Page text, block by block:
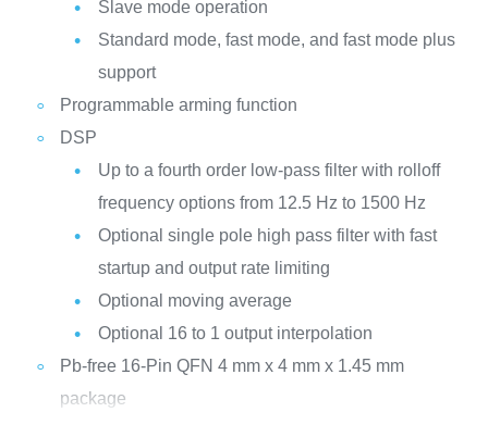
Slave mode operation
Standard mode, fast mode, and fast mode plus
support
Programmable arming function
DSP
Up to a fourth order low-pass filter with rolloff
frequency options from 12.5 Hz to 1500 Hz
Optional single pole high pass filter with fast
startup and output rate limiting
Optional moving average
Optional 16 to 1 output interpolation
Pb-free 16-Pin QFN 4 mm x 4 mm x 1.45 mm
package